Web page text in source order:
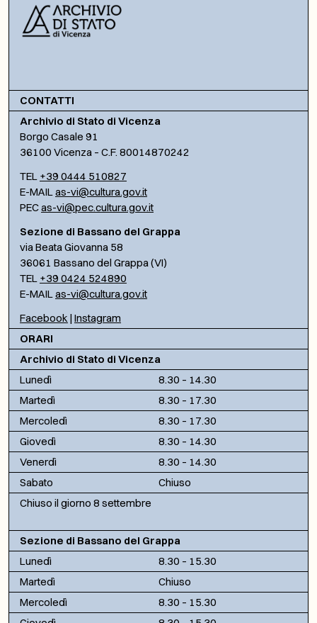
CONTATTI
Archivio di Stato di Vicenza
Borgo Casale 91
36100 Vicenza – C.F. 80014870242
TEL +39 0444 510827
E-MAILas-vi@cultura.gov.it
PECas-vi@pec.cultura.gov.it
Sezione di Bassano del Grappa
via Beata Giovanna 58
36061 Bassano del Grappa (VI)
TEL +39 0424 524890
E-MAILas-vi@cultura.gov.it
Facebook | Instagram
ORARI
Archivio di Stato di Vicenza
Lunedì
8.30 – 14.30
Martedì
8.30 – 17.30
Mercoledì
8.30 – 17.30
Giovedì
8.30 – 14.30
Venerdì
8.30 – 14.30
Sabato
Chiuso
Chiuso il giorno 8 settembre
Sezione di Bassano del Grappa
Lunedì
8.30 – 15.30
Martedì
Chiuso
Mercoledì
8.30 – 15.30